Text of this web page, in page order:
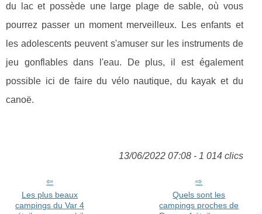
du lac et possède une large plage de sable, où vous
pourrez passer un moment merveilleux. Les enfants et
les adolescents peuvent s'amuser sur les instruments de
jeu gonflables dans l'eau. De plus, il est également
possible ici de faire du vélo nautique, du kayak et du
canoë.
13/06/2022 07:08 - 1 014 clics
Les plus beaux
campings du Var 4
Quels sont les
campings proches de